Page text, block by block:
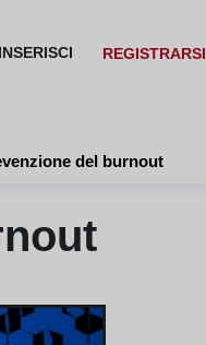
INSERISCI REGISTRARSI
del burnout